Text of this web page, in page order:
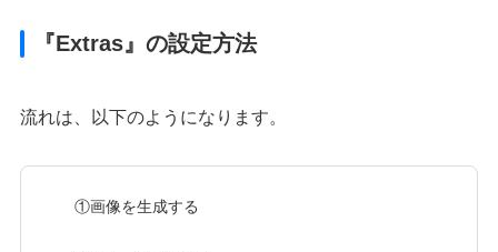
『Extras』の設定方法
流れは、以下のようになります。
①画像を生成する